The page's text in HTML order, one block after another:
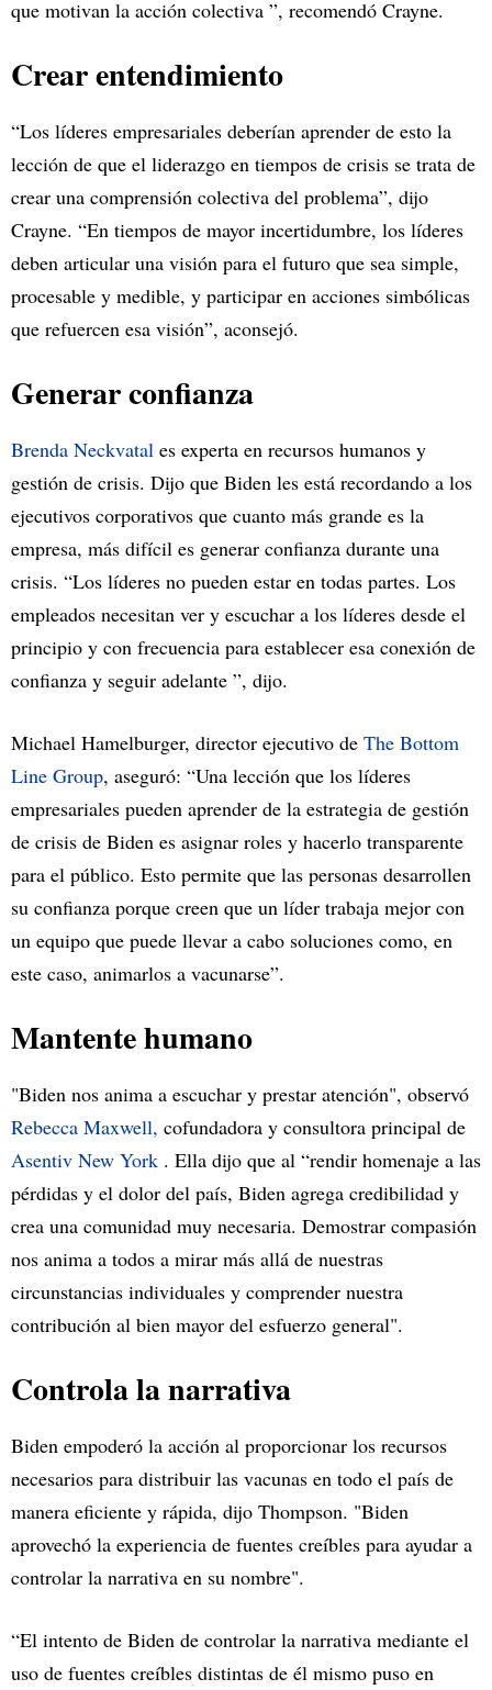
que motivan la acción colectiva ”, recomendó Crayne.
Crear entendimiento
“Los líderes empresariales deberían aprender de esto la
lección de que el liderazgo en tiempos de crisis se trata de
crear una comprensión colectiva del problema”, dijo
Crayne. “En tiempos de mayor incertidumbre, los líderes
deben articular una visión para el futuro que sea simple,
procesable y medible, y participar en acciones simbólicas
que refuercen esa visión”, aconsejó.
Generar confianza
Brenda Neckvatal es experta en recursos humanos y
gestión de crisis. Dijo que Biden les está recordando a los
ejecutivos corporativos que cuanto más grande es la
empresa, más difícil es generar confianza durante una
crisis. “Los líderes no pueden estar en todas partes. Los
empleados necesitan ver y escuchar a los líderes desde el
principio y con frecuencia para establecer esa conexión de
confianza y seguir adelante ”, dijo.
Michael Hamelburger, director ejecutivo de The Bottom
Line Group, aseguró: “Una lección que los líderes
empresariales pueden aprender de la estrategia de gestión
de crisis de Biden es asignar roles y hacerlo transparente
para el público. Esto permite que las personas desarrollen
su confianza porque creen que un líder trabaja mejor con
un equipo que puede llevar a cabo soluciones como, en
este caso, animarlos a vacunarse”.
Mantente humano
"Biden nos anima a escuchar y prestar atención", observó
Rebecca Maxwell, cofundadora y consultora principal de
Asentiv New York . Ella dijo que al “rendir homenaje a las
pérdidas y el dolor del país, Biden agrega credibilidad y
crea una comunidad muy necesaria. Demostrar compasión
nos anima a todos a mirar más allá de nuestras
circunstancias individuales y comprender nuestra
contribución al bien mayor del esfuerzo general".
Controla la narrativa
Biden empoderó la acción al proporcionar los recursos
necesarios para distribuir las vacunas en todo el país de
manera eficiente y rápida, dijo Thompson. "Biden
aprovechó la experiencia de fuentes creíbles para ayudar a
controlar la narrativa en su nombre".
“El intento de Biden de controlar la narrativa mediante el
uso de fuentes creíbles distintas de él mismo puso en